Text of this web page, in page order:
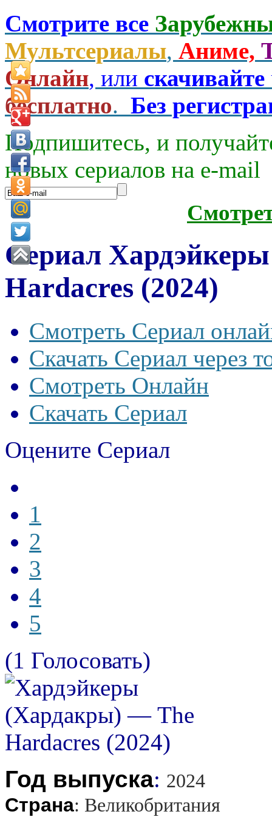
Смотрите все
Мультсериалы, Аниме,
Онлайн, или скачивайте
бесплатно. Без
Подпишитесь, и
новых сериалов на e-mаil
Сериал
Hardacres (2024)
Смотреть Сериал
Скачать Сериал через
Смотреть Онлайн
Скачать Сериал
Оцените Сериал
1
2
3
4
5
(1 Голосовать)
Год выпуска: 2024
Страна: Великобритания